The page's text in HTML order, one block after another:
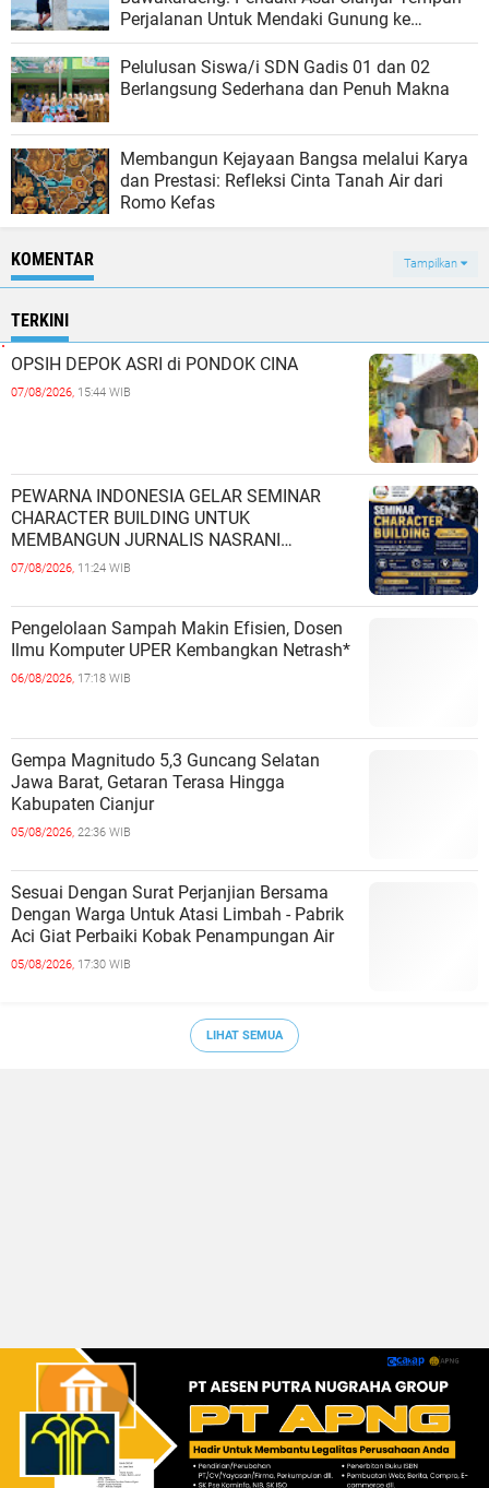
Perjalanan Untuk Mendaki Gunung ke
Sulawesi Selatan‎
Pelulusan Siswa/i SDN Gadis 01 dan 02
Berlangsung Sederhana dan Penuh Makna
Membangun Kejayaan Bangsa melalui Karya
dan Prestasi: Refleksi Cinta Tanah Air dari
Romo Kefas
KOMENTAR Tampilkan
TERKINI
OPSIH DEPOK ASRI di PONDOK CINA
07/08/2026, 15:44 WIB
PEWARNA INDONESIA GELAR SEMINAR
CHARACTER BUILDING UNTUK
MEMBANGUN JURNALIS NASRANI
BERINTEGRITAS DAN BERDAMPAK*
07/08/2026, 11:24 WIB
Pengelolaan Sampah Makin Efisien, Dosen
Ilmu Komputer UPER Kembangkan Netrash*
06/08/2026, 17:18 WIB
Gempa Magnitudo 5,3 Guncang Selatan
Jawa Barat, Getaran Terasa Hingga
Kabupaten Cianjur
05/08/2026, 22:36 WIB
Sesuai Dengan Surat Perjanjian Bersama
Dengan Warga Untuk Atasi Limbah - Pabrik
Aci Giat Perbaiki Kobak Penampungan Air
05/08/2026, 17:30 WIB
LIHAT SEMUA